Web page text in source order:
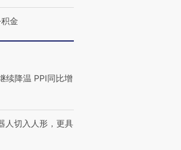
【商旅对话】华住集团
金
续降温 PPI同比增
人切入人形，更具